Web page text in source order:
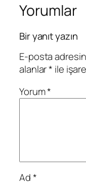
Yorumlar
Bir yanıt yazın
E-posta
alanlar* ile
Yorum*
Ad*